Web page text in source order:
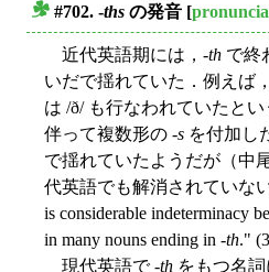
#702. -ths の発音 [
近代英語期には，-th で終
いだで揺れていた．例えば，
は /ð/ も行なわれていたと
伴って複数形の -s を付加し
で揺れていたようだが（中
代英語でも解消されていな
is considerable indeterminacy
in many nouns ending in -th."
現代英語で -th をもつ名